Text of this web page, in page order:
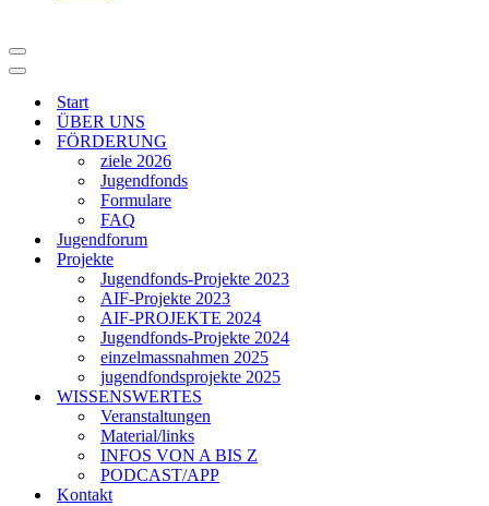
Navigationsmenü
Navigationsmenü
Start
ÜBER UNS
FÖRDERUNG
ziele 2026
Jugendfonds
Formulare
FAQ
Jugendforum
Projekte
Jugendfonds-Projekte 2023
AIF-Projekte 2023
AIF-PROJEKTE 2024
Jugendfonds-Projekte 2024
einzelmassnahmen 2025
jugendfondsprojekte 2025
WISSENSWERTES
Veranstaltungen
Material/links
INFOS VON A BIS Z
PODCAST/APP
Kontakt